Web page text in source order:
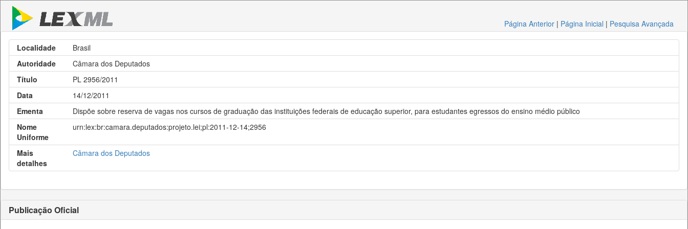
Página Anterior | Página Inicial | Pesquisa Avançada
Localidade
Brasil
Autoridade
Câmara dos Deputados
Título
PL 2956/2011
Data
14/12/2011
Ementa
Dispõe sobre reserva de vagas nos cursos de graduação das instituições federais de educação superior, para estudantes egressos do ensino médio público
Nome
Uniforme
urn:lex:br:camara.deputados:projeto.lei;pl:2011-12-14;2956
Mais
detalhes
Câmara dos Deputados
Publicação Oficial